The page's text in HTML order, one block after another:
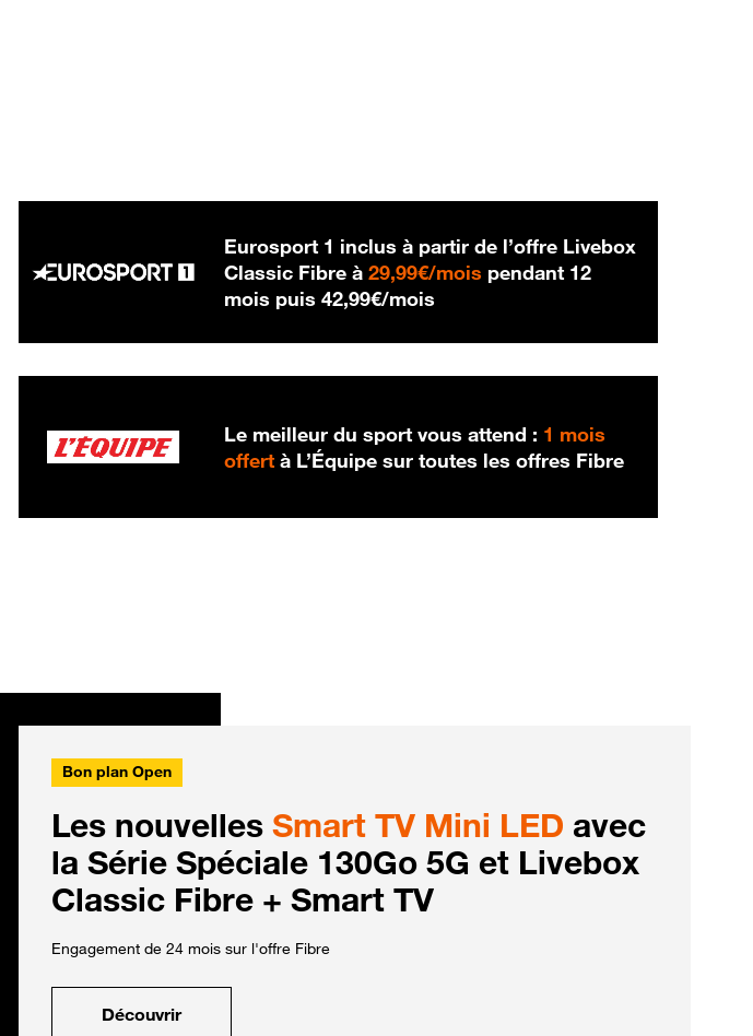
Eurosport 1 inclus à partir de l’offre Livebox
Classic Fibre à29,99€/mois 29,99 € par mois
pendant 12
mois puis42,99€/mois
Le meilleur du sport vous attend : 1 mois
offert à L’Équipe sur toutes les offres Fibre
Bon plan Open
Les nouvelles Smart TV Mini LED avec
la Série Spéciale 130Go 5G et Livebox
Classic Fibre + Smart TV
Engagement de 24 mois sur l'offre Fibre
Découvrir